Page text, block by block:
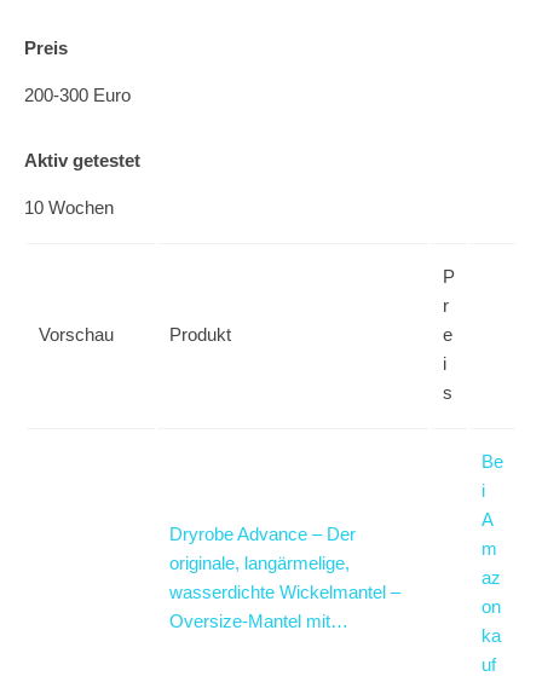
Preis
200-300 Euro
Aktiv getestet
10 Wochen
Vorschau Produkt
P
r
e
i
s
Dryrobe Advance – Der
originale, langärmelige,
wasserdichte Wickelmantel –
Oversize-Mantel mit…
Be
i
A
m
az
on
ka
uf